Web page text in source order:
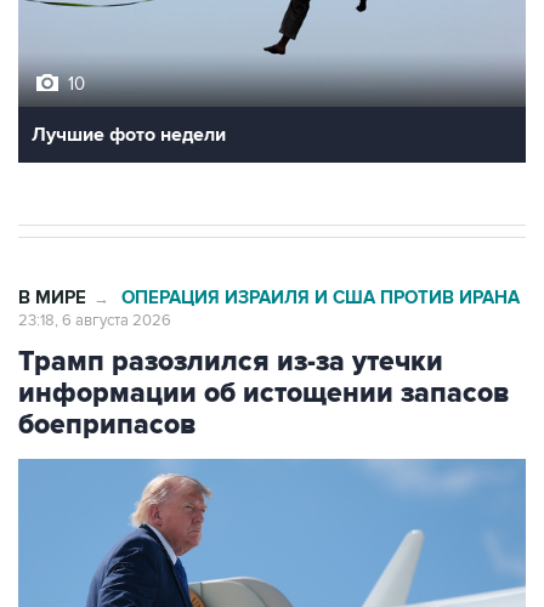
Лучшие фото недели
Трамп разозлился из-за утечки
информации об истощении запасов
боеприпасов